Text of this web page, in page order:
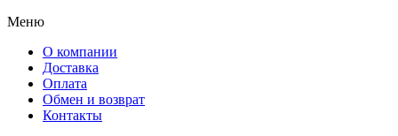
Меню
О компании
Доставка
Оплата
Обмен и возврат
Контакты